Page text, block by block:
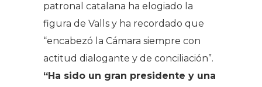
patronal catalana ha elogiado la
figura de Valls y ha recordado que
“encabezó la Cámara siempre con
actitud dialogante y de conciliación”.
“Ha sido un gran presidente y una